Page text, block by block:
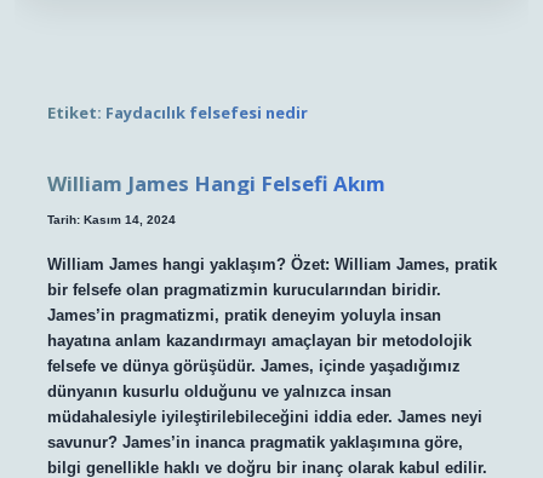
Etiket: Faydacılık felsefesi nedir
William James Hangi Felsefi Akım
Tarih: Kasım 14, 2024
William James hangi yaklaşım? Özet: William James, pratik
bir felsefe olan pragmatizmin kurucularından biridir.
James’in pragmatizmi, pratik deneyim yoluyla insan
hayatına anlam kazandırmayı amaçlayan bir metodolojik
felsefe ve dünya görüşüdür. James, içinde yaşadığımız
dünyanın kusurlu olduğunu ve yalnızca insan
müdahalesiyle iyileştirilebileceğini iddia eder. James neyi
savunur? James’in inanca pragmatik yaklaşımına göre,
bilgi genellikle haklı ve doğru bir inanç olarak kabul edilir.